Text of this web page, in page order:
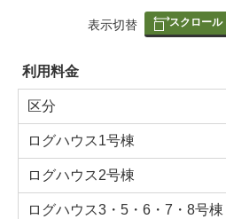
表
の
表示切替 スクロール
利用料金
区分
ログハウス1号棟
ログハウス2号棟
ログハウス3・5・6・7・8号棟